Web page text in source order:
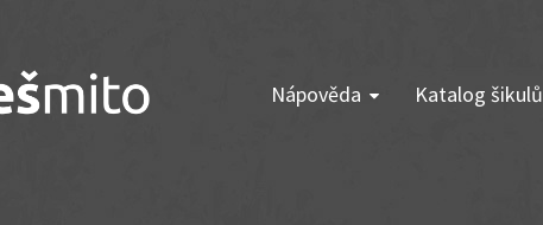
Nápověda Katalog šikulů